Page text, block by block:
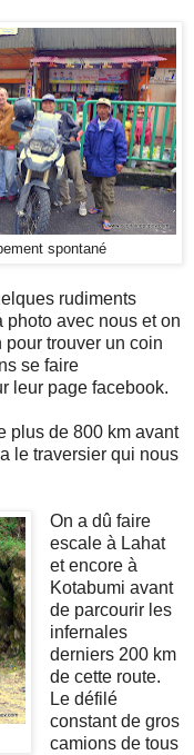
spontané
rudiments
photo avec nous et on
trouver un coin
se faire
leur page facebook.
plus de 800 km avant
le traversier qui nous
On a dû faire
escale à Lahat
et encore à
Kotabumi avant
de parcourir les
infernales
derniers 200 km
de cette route.
Le défilé
constant de gros
camions de tous